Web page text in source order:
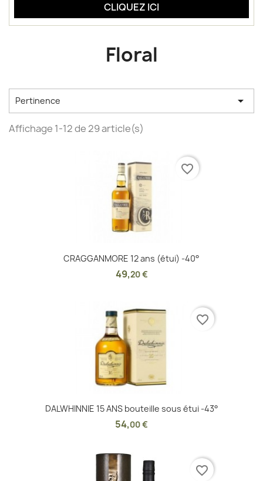
CLIQUEZ ICI
Floral
Pertinence 
Affichage 1-12 de 29 article(s)
CRAGGANMORE 12 ans (étui) -40°
49,20 €
favorite_border
DALWHINNIE 15 ANS bouteille sous étui -43°
54,00 €
favorite_border
favorite_border